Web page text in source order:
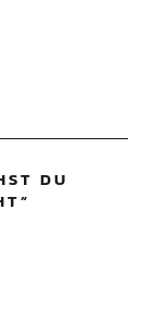
DU
”